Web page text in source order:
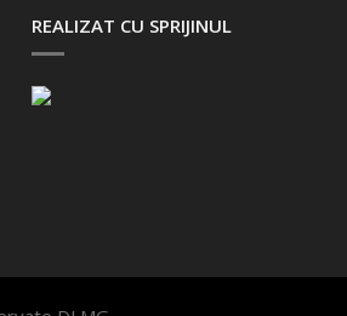
REALIZAT CU SPRIJINUL